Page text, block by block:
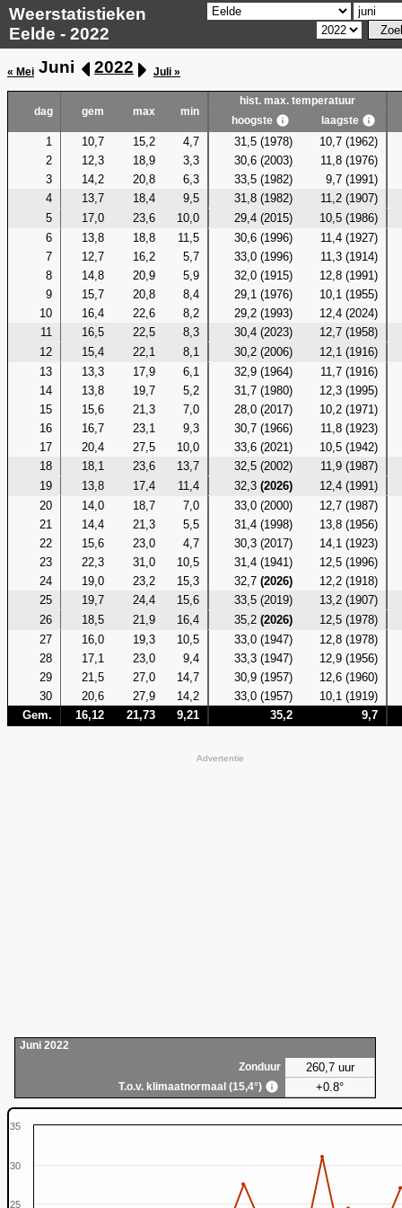
Weerstatistieken
Eelde - 2022
« Mei Juni 2022 Juli »
dag gem max min
hist. max. temperatuur
hoogste
laagste
1 10,7 15,2 4,7 31,5 (1978)
10,7 (1962)
2
12,3 18,9 3,3 30,6 (2003)
11,8 (1976)
3
14,2 20,8 6,3 33,5 (1982)
9,7 (1991)
4
13,7 18,4 9,5 31,8 (1982)
11,2 (1907)
5
17,0 23,6 10,0 29,4 (2015)
10,5 (1986)
6
13,8 18,8 11,5 30,6 (1996)
11,4 (1927)
7
12,7 16,2 5,7 33,0 (1996)
11,3 (1914)
8
14,8 20,9 5,9 32,0 (1915)
12,8 (1991)
9
15,7 20,8 8,4 29,1 (1976)
10,1 (1955)
10
16,4 22,6 8,2 29,2 (1993)
12,4 (2024)
11
16,5 22,5 8,3 30,4 (2023)
12,7 (1958)
12
15,4 22,1 8,1 30,2 (2006)
12,1 (1916)
13
13,3 17,9 6,1 32,9 (1964)
11,7 (1916)
14
13,8 19,7 5,2 31,7 (1980)
12,3 (1995)
15
15,6 21,3 7,0 28,0 (2017)
10,2 (1971)
16
16,7 23,1 9,3 30,7 (1966)
11,8 (1923)
17
20,4 27,5 10,0 33,6 (2021)
10,5 (1942)
18
18,1 23,6 13,7 32,5 (2002)
11,9 (1987)
19
13,8 17,4 11,4 32,3(2026)
12,4 (1991)
20
14,0 18,7 7,0 33,0 (2000)
12,7 (1987)
21
14,4 21,3 5,5 31,4 (1998)
13,8 (1956)
22
15,6 23,0 4,7 30,3 (2017)
14,1 (1923)
23
22,3 31,0 10,5 31,4 (1941)
12,5 (1996)
24
19,0 23,2 15,3 32,7(2026)
12,2 (1918)
25
19,7 24,4 15,6 33,5 (2019)
13,2 (1907)
26
18,5 21,9 16,4 35,2(2026)
12,5 (1978)
27
16,0 19,3 10,5 33,0 (1947)
12,8 (1978)
28
17,1 23,0 9,4 33,3 (1947)
12,9 (1956)
29
21,5 27,0 14,7 30,9 (1957)
12,6 (1960)
30
20,6 27,9 14,2 33,0 (1957)
10,1 (1919)
Gem.
16,12 21,73 9,21 35,2 9,7
Advertentie
Juni 2022
Zonduur
260,7 uur
T.o.v. klimaatnormaal (15,4°) +0.8°
25
30
35